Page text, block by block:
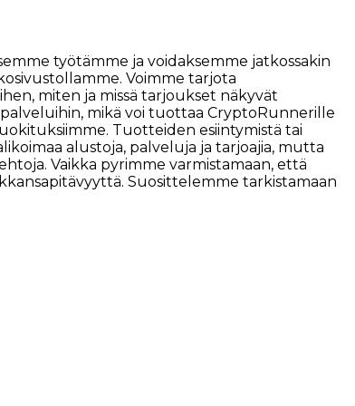
työtämme ja voidaksemme jatkossakin
Voimme tarjota
miten ja missä tarjoukset näkyvät
mikä voi tuottaa CryptoRunnerille
Tuotteiden esiintymistä tai
alustoja, palveluja ja tarjoajia, mutta
Vaikka pyrimme varmistamaan, että
Suosittelemme tarkistamaan